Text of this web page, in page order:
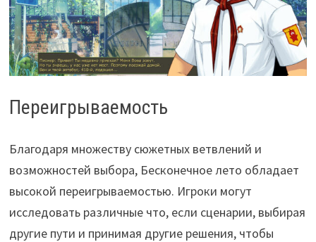
Переигрываемость
Благодаря множеству сюжетных ветвлений и
возможностей выбора, Бесконечное лето обладает
высокой переигрываемостью. Игроки могут
исследовать различные что, если сценарии, выбирая
другие пути и принимая другие решения, чтобы